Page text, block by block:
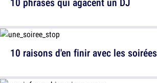
10 raisons d'en finir avec les soirées